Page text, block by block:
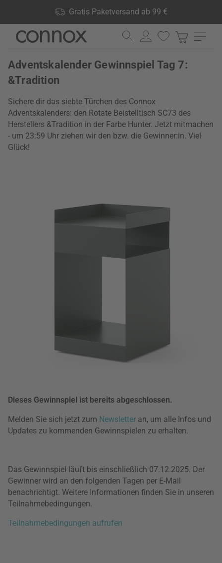
Gratis Paketversand ab 99 €
lagernd, 60 Tage Rückgaberecht
Direkt
Seiteninhalt
springen
Direkt
Suchfeld
springen
Adventskalender Gewinnspiel Tag 7:
&Tradition
Sichere dir das siebte Türchen des Connox
Adventskalenders: den Rotate Beistelltisch SC73 des
Herstellers &Tradition in der Farbe Hunter. Jetzt mitmachen
- um 23:59 Uhr ziehen wir den bzw. die Gewinner:in. Viel
Glück!
Dieses Gewinnspiel ist bereits abgeschlossen.
Melden Sie sich jetzt zum Newsletter an, um alle Infos und
Updates zu kommenden Gewinnspielen zu erhalten.
Das Gewinnspiel läuft bis einschließlich 07.12.2025. Der
Gewinner wird an den folgenden Tagen per E-Mail
benachrichtigt. Weitere Informationen finden Sie in unseren
Teilnahmebedingungen.
Teilnahmebedingungen aufrufen